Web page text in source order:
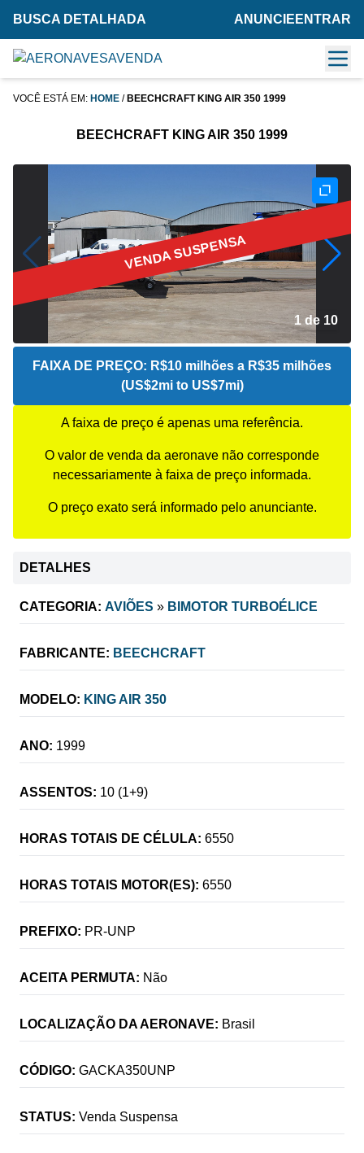
BUSCA DETALHADA ANUNCIE ENTRAR
VOCÊ ESTÁ EM: HOME / BEECHCRAFT KING AIR 350 1999
BEECHCRAFT KING AIR 350 1999
VENDA SUSPENSA
2 de 10
FAIXA DE PREÇO: R$10 milhões a R$35 milhões
(US$2mi to US$7mi)
A faixa de preço é apenas uma referência.
O valor de venda da aeronave não corresponde
necessariamente à faixa de preço informada.
O preço exato será informado pelo anunciante.
DETALHES
CATEGORIA: AVIÕES » BIMOTOR TURBOÉLICE
FABRICANTE: BEECHCRAFT
MODELO: KING AIR 350
ANO: 1999
ASSENTOS: 10 (1+9)
HORAS TOTAIS DE CÉLULA: 6550
HORAS TOTAIS MOTOR(ES): 6550
PREFIXO: PR-UNP
ACEITA PERMUTA: Não
LOCALIZAÇÃO DA AERONAVE: Brasil
CÓDIGO: GACKA350UNP
STATUS: Venda Suspensa